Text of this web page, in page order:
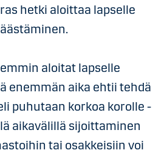
hetki aloittaa lapselle
aloitat lapselle
enemmän aika ehtii tehdä
puhutaan korkoa korolle -
aikavälillä sijoittaminen
tai osakkeisiin voi